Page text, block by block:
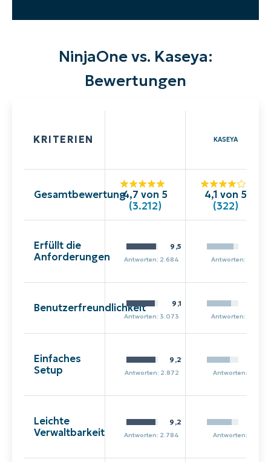
NinjaOne vs. Kaseya:
Bewertungen
KRITERIEN KASEYA
Gesamtbewertung4,7 von 5
(3.212)
4,1 von 5
(322)
Erfüllt die
Anforderungen
9,5
Antworten: 2.684 Antworten: 254
Benutzerfreundlichkeit 9,1
Antworten: 3.073 Antworten: 262
Einfaches
Setup
9,2
Antworten: 2.872 Antworten: 217
Leichte
Verwaltbarkeit
9,2
Antworten: 2.784 Antworten: 216